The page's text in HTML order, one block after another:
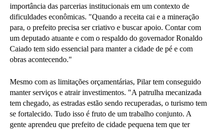
importância das parcerias institucionais em um contexto de
dificuldades econômicas. "Quando a receita cai e a mineração
para, o prefeito precisa ser criativo e buscar apoio. Contar com
um deputado atuante e com o respaldo do governador Ronaldo
Caiado tem sido essencial para manter a cidade de pé e com
obras acontecendo."
Mesmo com as limitações orçamentárias, Pilar tem conseguido
manter serviços e atrair investimentos. "A patrulha mecanizada
tem chegado, as estradas estão sendo recuperadas, o turismo tem
se fortalecido. Tudo isso é fruto de um trabalho conjunto. A
gente aprendeu que prefeito de cidade pequena tem que ter